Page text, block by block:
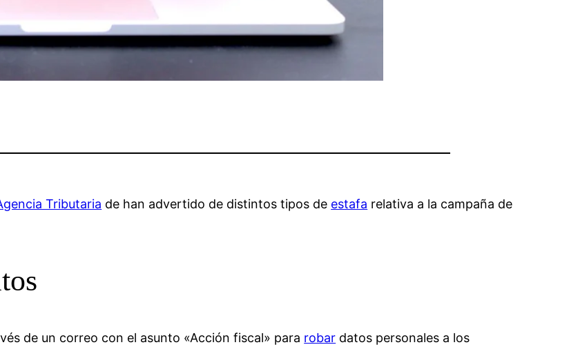
Tributaria de han advertido de distintos tipos de estafa relativa a la campaña de
de un correo con el asunto «Acción fiscal» para robar datos personales a los